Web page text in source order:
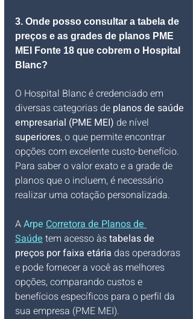
3. Onde posso consultar a tabela de
preços e as grades de planos PME
MEI Fonte 18 que cobrem o Hospital
Blanc?
O Hospital Blanc é credenciado em
diversas categorias de planos de saúde
empresarial (PME MEI) de nível
superiores, o que permite encontrar
opções com excelente custo-benefício.
Para saber o valor exato e a grade de
planos que o incluem, é necessário
realizar uma cotação personalizada.
A Arpe Corretora de Planos de
Saúde tem acesso às tabelas de
preços por faixa etária das operadoras
e pode fornecer a você as melhores
opções, comparando custos e
benefícios específicos para o perfil da
sua empresa (PME MEI).